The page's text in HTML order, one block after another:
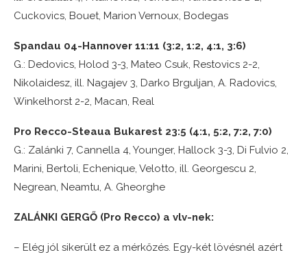
Cuckovics, Bouet, Marion Vernoux, Bodegas
Spandau 04-Hannover 11:11 (3:2, 1:2, 4:1, 3:6)
G.: Dedovics, Holod 3-3, Mateo Csuk, Restovics 2-2,
Nikolaidesz, ill. Nagajev 3, Darko Brguljan, A. Radovics,
Winkelhorst 2-2, Macan, Real
Pro Recco-Steaua Bukarest 23:5 (4:1, 5:2, 7:2, 7:0)
G.: Zalánki 7, Cannella 4, Younger, Hallock 3-3, Di Fulvio 2,
Marini, Bertoli, Echenique, Velotto, ill. Georgescu 2,
Negrean, Neamtu, A. Gheorghe
ZALÁNKI GERGŐ (Pro Recco) a vlv-nek:
– Elég jól sikerült ez a mérkőzés. Egy-két lövésnél azért